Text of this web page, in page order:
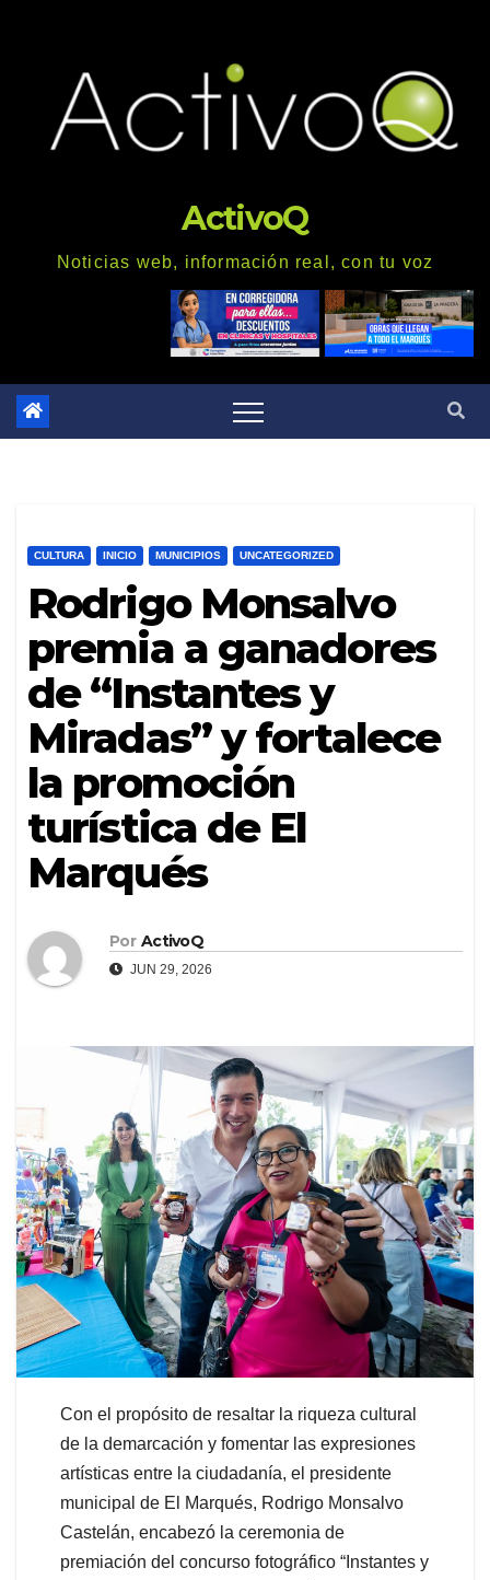
ActivoQ
Noticias web, información real, con tu voz
CULTURA INICIO MUNICIPIOS UNCATEGORIZED
Rodrigo Monsalvo
premia a ganadores
de “Instantes y
Miradas” y fortalece
la promoción
turística de El
Marqués
Por ActivoQ
JUN 29, 2026
Con el propósito de resaltar la riqueza cultural
de la demarcación y fomentar las expresiones
artísticas entre la ciudadanía, el presidente
municipal de El Marqués, Rodrigo Monsalvo
Castelán, encabezó la ceremonia de
premiación del concurso fotográfico “Instantes y